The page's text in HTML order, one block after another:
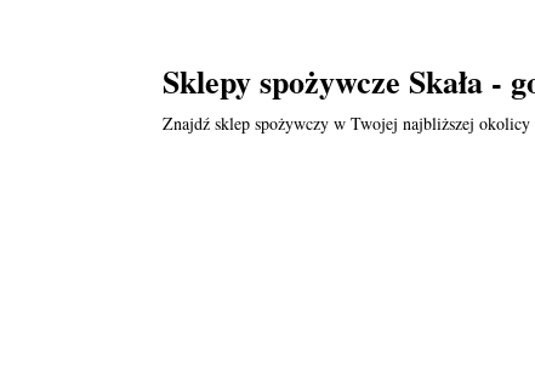
Sklepy spożywcze Skała -
Znajdź sklep spożywczy w Twojej najbliższej okolicy